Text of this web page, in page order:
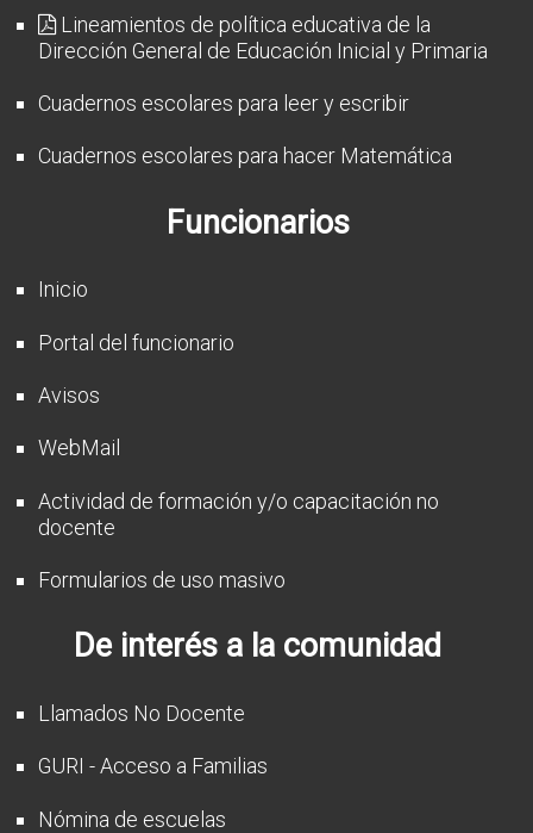
Lineamientos de política educativa de la
Dirección General de Educación Inicial y Primaria
Cuadernos escolares para leer y escribir
Cuadernos escolares para hacer Matemática
Funcionarios
Inicio
Portal del funcionario
Avisos
WebMail
Actividad de formación y/o capacitación no
docente
Formularios de uso masivo
De interés a la comunidad
Llamados No Docente
GURI - Acceso a Familias
Nómina de escuelas